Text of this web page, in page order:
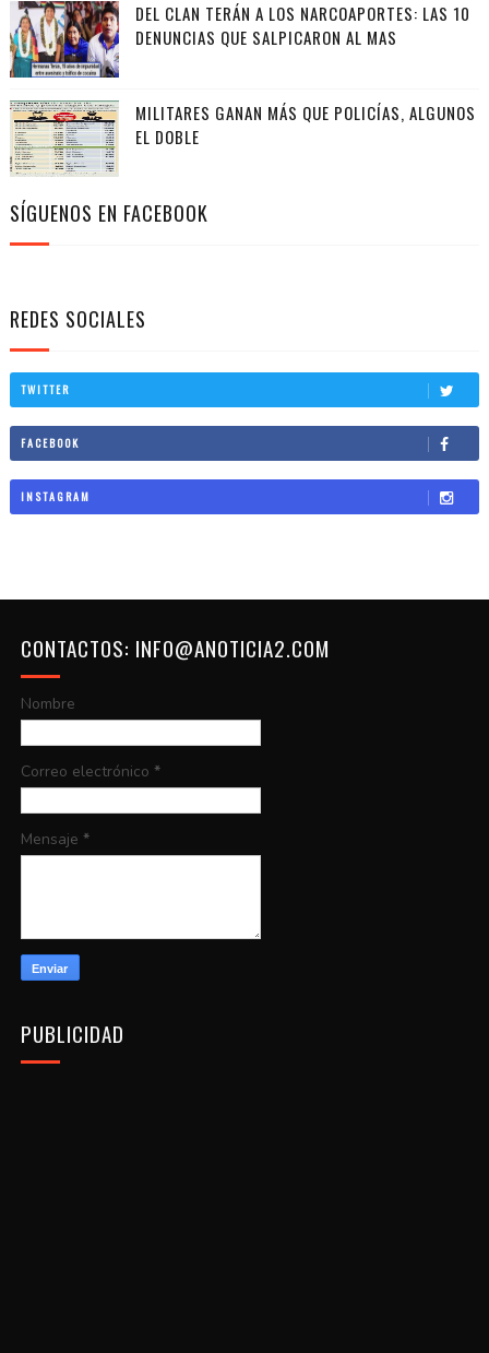
DEL CLAN TERÁN A LOS NARCOAPORTES: LAS 10
DENUNCIAS QUE SALPICARON AL MAS
MILITARES GANAN MÁS QUE POLICÍAS, ALGUNOS
EL DOBLE
SÍGUENOS EN FACEBOOK
REDES SOCIALES
TWITTER
FACEBOOK
INSTAGRAM
CONTACTOS: INFO@ANOTICIA2.COM
Nombre
Correo electrónico *
Mensaje *
PUBLICIDAD